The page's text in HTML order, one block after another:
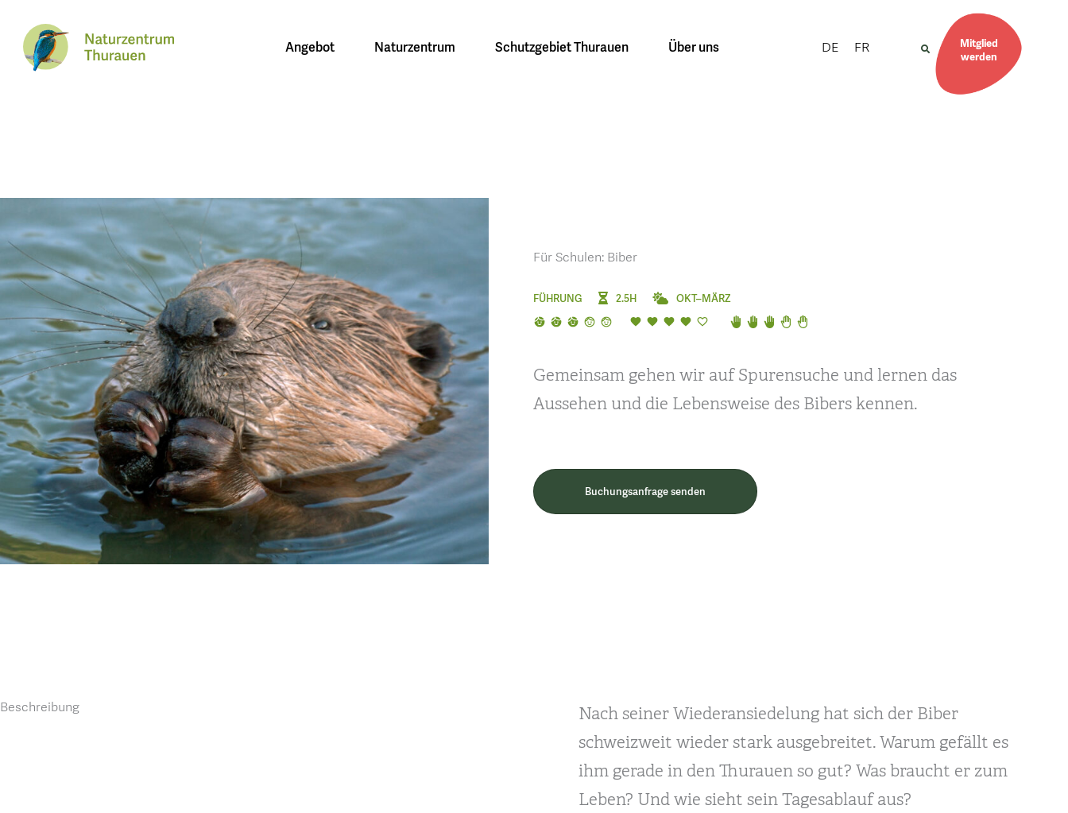
Angebot Naturzentrum Schutzgebiet Thurauen Über uns DE FR
Mitglied
werden
Für Schulen: Biber
FÜHRUNG 2.5H OKT–MÄRZ
Gemeinsam gehen wir auf Spurensuche und lernen das
Aussehen und die Lebensweise des Bibers kennen.
Buchungsanfrage senden
Beschreibung
Nach seiner Wiederansiedelung hat sich der Biber
schweizweit wieder stark ausgebreitet. Warum gefällt es
ihm gerade in den Thurauen so gut? Was braucht er zum
Leben? Und wie sieht sein Tagesablauf aus?